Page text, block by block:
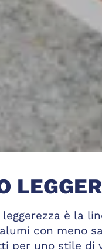
è la
con meno
per uno stile di